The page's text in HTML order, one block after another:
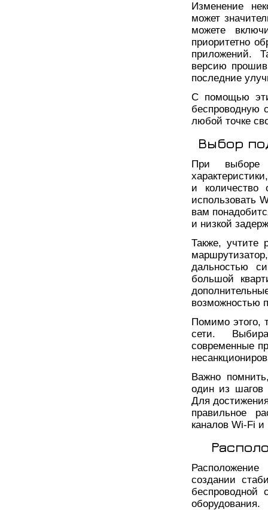
Изменение
может
можете
приоритетно
приложений.
версию
последние
С помощью
беспроводную
любой точке
Выбор
При выборе
и количество
использовать
вам
и низкой
Также, учтите
дальностью
большой
возможностью
Помимо этого,
сети.
современные
Важно
один из шагов
Для
правильное
каналов Wi-Fi
создании
беспроводной
оборудования.